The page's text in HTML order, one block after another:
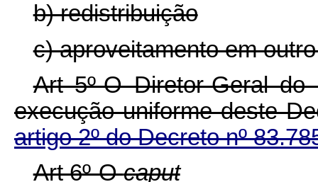
b) redistribuição
c) aproveitamento em
Art 5º-O Diretor-Geral
execução uniforme deste
artigo 2º do Decreto nº
Art 6º-Ocaput